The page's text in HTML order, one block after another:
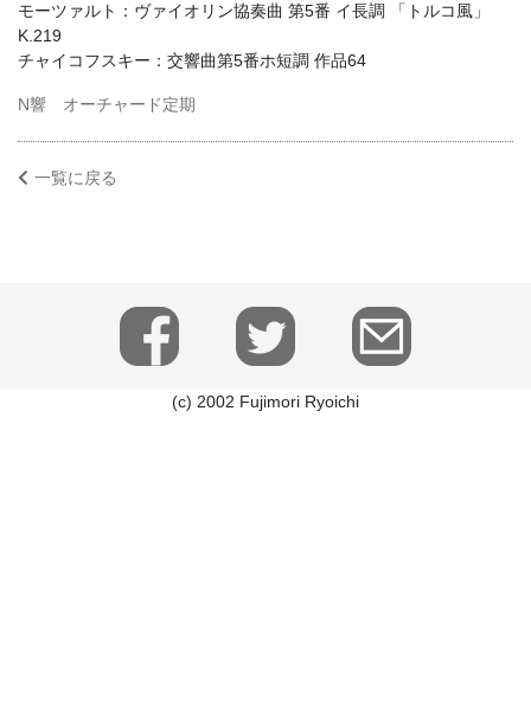
モーツァルト：ヴァイオリン協奏曲 第5番 イ長調 「トルコ風」
K.219
チャイコフスキー：交響曲第5番ホ短調 作品64
N響 オーチャード定期
一覧に戻る
(c) 2002 Fujimori Ryoichi